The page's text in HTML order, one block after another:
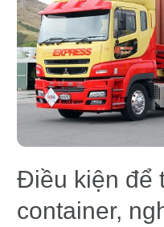
Điều kiện để
container,